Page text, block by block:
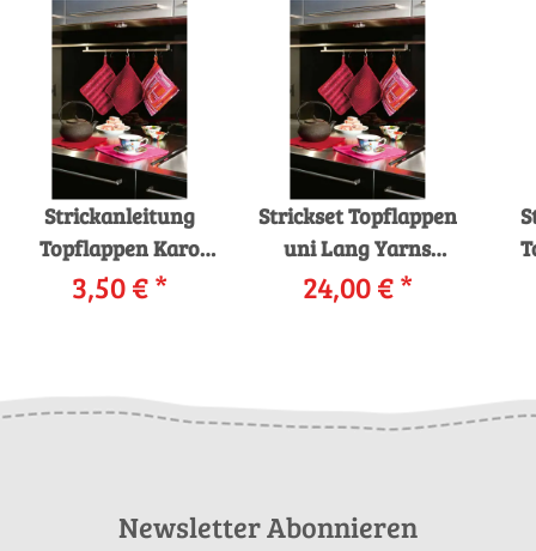
Strickanleitung
Topflappen Karo
215-25_01
LANGYARNS TISSA
3,50 €*
Strickset Topflappen
uni Lang Yarns
TISSA mit Anleitung
in garnwelt-Box
24,00 €*
Newsletter Abonnieren